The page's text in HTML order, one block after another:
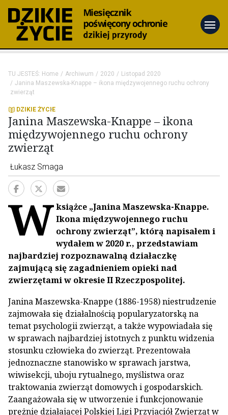
menu
TU JESTEŚ: Home Archiwum 2020
Listopad 2020
Janina Maszewska-Knappe – ikona międzywojennego ruchu ochrony
zwierząt
DZIKIE ŻYCIE
Janina Maszewska-Knappe – ikona
międzywojennego ruchu ochrony
zwierząt
Łukasz Smaga
Wksiążce „Janina Maszewska-Knappe.
Ikona międzywojennego ruchu
ochrony zwierząt”, którą napisałem i
wydałem w 2020 r., przedstawiam
najbardziej rozpoznawalną działaczkę
zajmującą się zagadnieniem opieki nad
zwierzętami w okresie II Rzeczpospolitej.
Janina Maszewska-Knappe (1886-1958) niestrudzenie
zajmowała się działalnością popularyzatorską na
temat psychologii zwierząt, a także wypowiadała się
w sprawach najbardziej istotnych z punktu widzenia
stosunku człowieka do zwierząt. Prezentowała
jednoznaczne stanowisko w sprawach jarstwa,
wiwisekcji, uboju rytualnego, myślistwa oraz
traktowania zwierząt domowych i gospodarskich.
Zaangażowała się w utworzenie i funkcjonowanie
prężnie działającej Polskiej Ligi Przyjaciół Zwierząt w